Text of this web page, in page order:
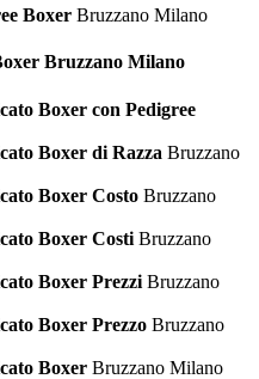
Boxer Bruzzano Milano
Bruzzano Milano
Boxer con Pedigree
Boxer di Razza Bruzzano
Boxer Costo Bruzzano
Boxer Costi Bruzzano
Boxer Prezzi Bruzzano
Boxer Prezzo Bruzzano
Boxer Bruzzano Milano